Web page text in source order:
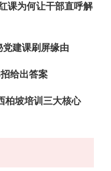
课为何让干部直呼解
党建课刷屏缘由
给出答案
柏坡培训三大核心